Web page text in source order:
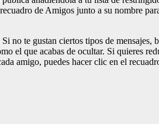
de Amigos junto a su nombre
no te gustan ciertos tipos de mensajes,
el que acabas de ocultar. Si quieres
amigo, puedes hacer clic en el